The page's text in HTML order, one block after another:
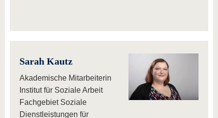
Sarah Kautz
Akademische Mitarbeiterin
Institut für Soziale Arbeit
Fachgebiet Soziale
Dienstleistungen für